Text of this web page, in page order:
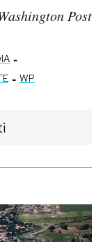
Post
-
- WP